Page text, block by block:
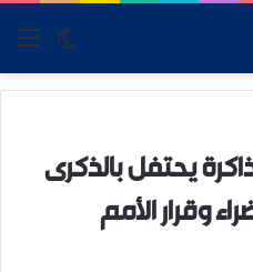
skin
يحتفل بالذكرى
وقرار الأمم